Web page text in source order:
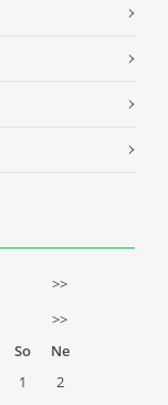
>>
>>
So
Ne
1
2